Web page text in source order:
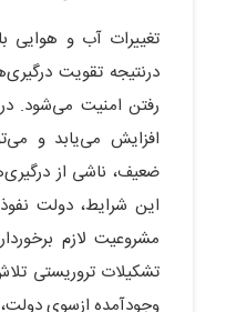
تغییرات آب و
درنتیجه تقویت
رفتن امنیت می‌شود.
افزایش می‌یابد و
ضعیف، ناشی ‏از
این شرایط، دولت
مشروعیت لازم
تشکیلات تروریستی
‏وجودآمده ازسوی